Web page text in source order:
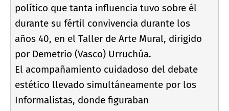
polí­tico que tanta influencia tuvo sobre él
durante su fértil convivencia durante los
años 40, en el Taller de Arte Mural, dirigido
por Demetrio (Vasco) Urruchúa.
El acompañamiento cuidadoso del debate
estético llevado simultáneamente por los
Informalistas, donde figuraban